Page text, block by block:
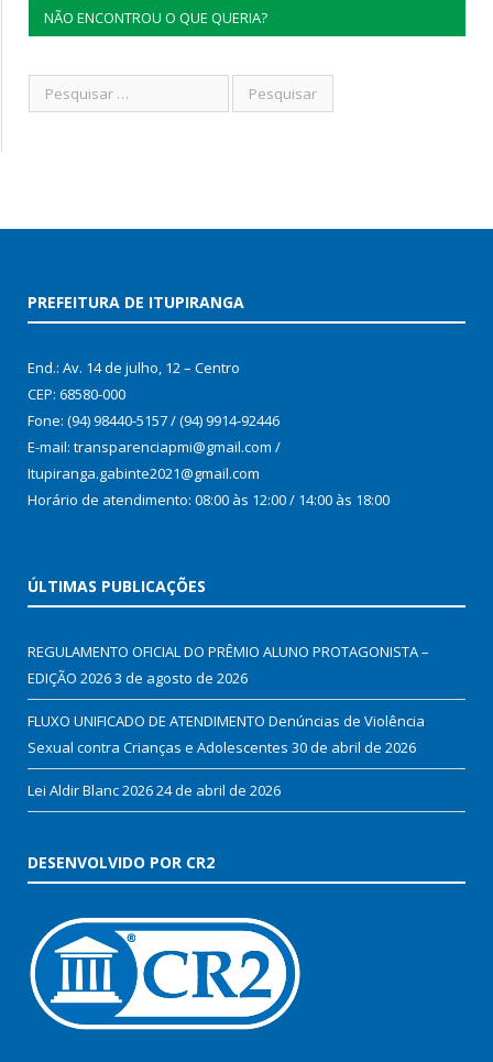
NÃO ENCONTROU O QUE QUERIA?
PREFEITURA DE ITUPIRANGA
End.: Av. 14 de julho, 12 – Centro
CEP: 68580-000
Fone: (94) 98440-5157 / (94) 9914-92446
E-mail: transparenciapmi@gmail.com /
Itupiranga.gabinte2021@gmail.com
Horário de atendimento: 08:00 às 12:00 / 14:00 às 18:00
ÚLTIMAS PUBLICAÇÕES
REGULAMENTO OFICIAL DO PRÊMIO ALUNO PROTAGONISTA –
EDIÇÃO 20263 de agosto de 2026
FLUXO UNIFICADO DE ATENDIMENTO Denúncias de Violência
Sexual contra Crianças e Adolescentes 30 de abril de 2026
Lei Aldir Blanc 202624 de abril de 2026
DESENVOLVIDO POR CR2